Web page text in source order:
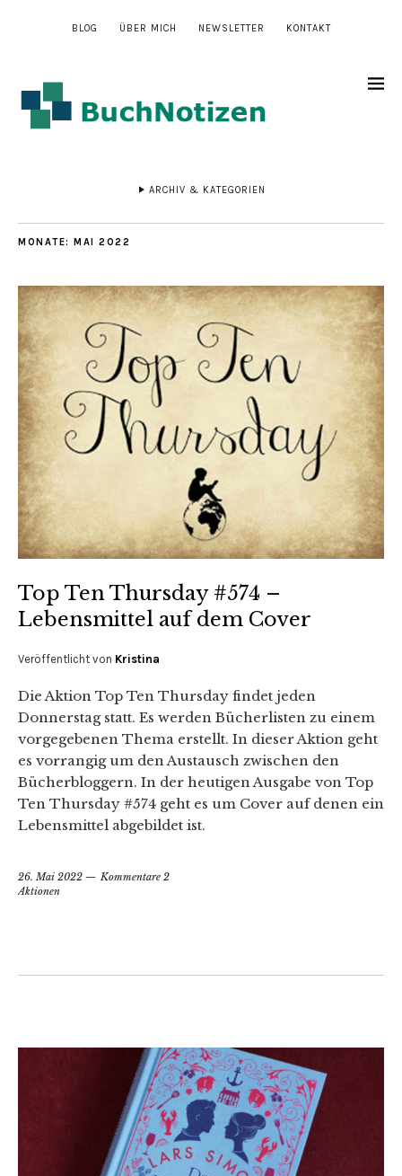
BLOG ÜBER MICH NEWSLETTER KONTAKT
ARCHIV & KATEGORIEN
MONATE: MAI 2022
Top Ten Thursday #574 –
Lebensmittel auf dem Cover
Veröffentlicht von Kristina
Die Aktion Top Ten Thursday findet jeden
Donnerstag statt. Es werden Bücherlisten zu einem
vorgegebenen Thema erstellt. In dieser Aktion geht
es vorrangig um den Austausch zwischen den
Bücherbloggern. In der heutigen Ausgabe von Top
Ten Thursday #574 geht es um Cover auf denen ein
Lebensmittel abgebildet ist.
26. Mai 2022
Kommentare 2
Aktionen